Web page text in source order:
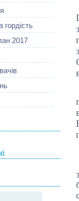
2017